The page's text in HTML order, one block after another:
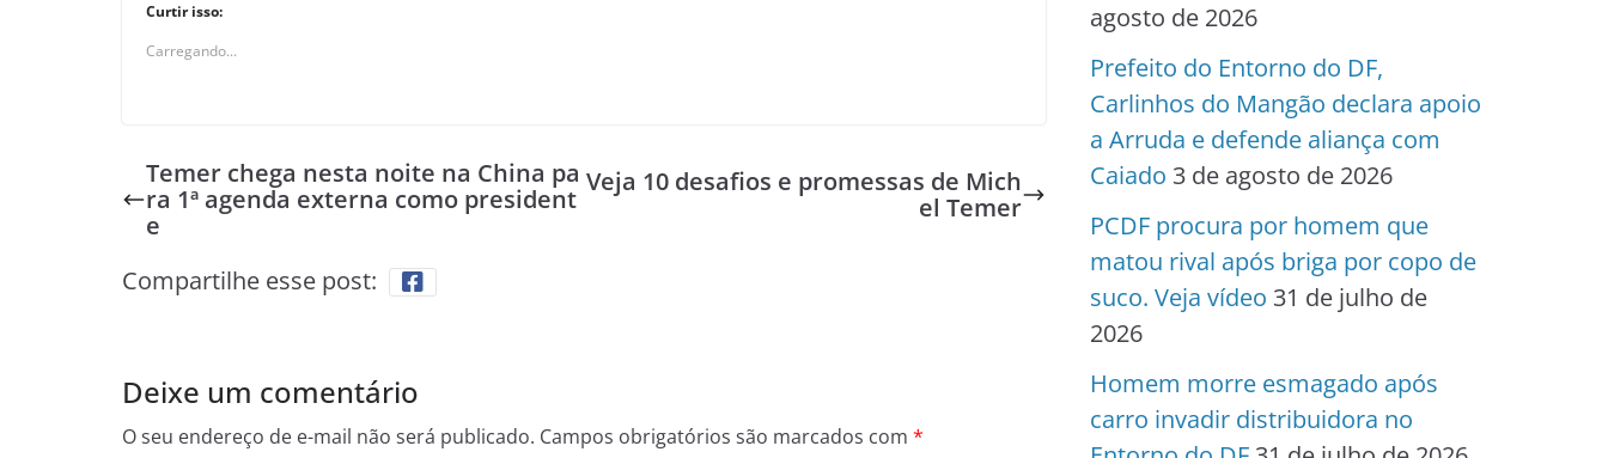
Curtir isso:
Carregando...
Temer chega nesta noite na China pa
ra 1ª agenda externa como president
e
Veja 10 desafios e promessas de Mich
el Temer
Compartilhe esse post:
Deixe um comentário
O seu endereço de e-mail não será publicado. Campos obrigatórios são marcados com *
agosto de 2026
Prefeito do Entorno do DF,
Carlinhos do Mangão declara apoio
a Arruda e defende aliança com
Caiado 3 de agosto de 2026
PCDF procura por homem que
matou rival após briga por copo de
suco. Veja vídeo 31 de julho de
2026
Homem morre esmagado após
carro invadir distribuidora no